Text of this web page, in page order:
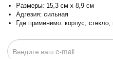
Размеры: 15,3 см x 8,9 см
Адгезия: сильная
Где применимо: корпус,